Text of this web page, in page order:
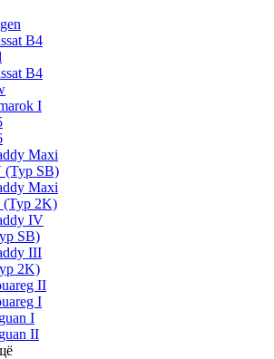
B4
B4
I
Maxi
(Typ SB)
Maxi
2K)
IV
SB)
III
2K)
II
I
I
II